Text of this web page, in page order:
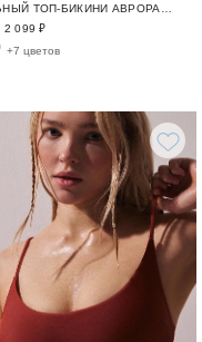
2 099 ₽
+7 цветов